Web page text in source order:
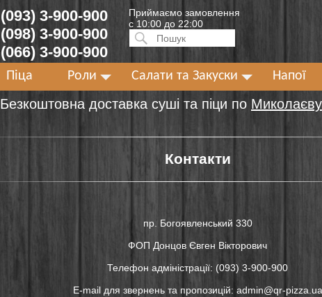
(093) 3-900-900
(098) 3-900-900
(066) 3-900-900
Приймаємо замовлення
с 10:00 до 22:00
Искать:ПОИСК
Піца Роли Салати та Закуски Напої
Безкоштовна доставка суші та піци по Миколаєву
Контакти
пр. Богоявленський 330
ФОП Донцов Євген Вікторович
Телефон адміністрації: (093) 3-900-900
E-mail для звернень та пропозицій: admin@qr-pizza.ua